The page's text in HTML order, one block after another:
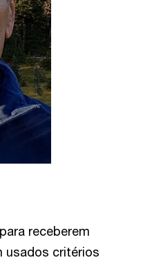
receberem
usados critérios